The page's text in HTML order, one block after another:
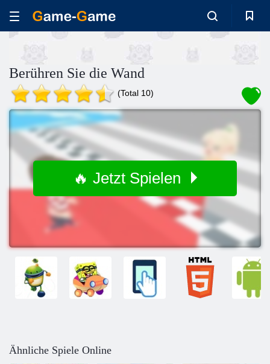
Berühren Sie die Wand
(Total 10)
🔥 Jetzt Spielen
Ähnliche Spiele Online